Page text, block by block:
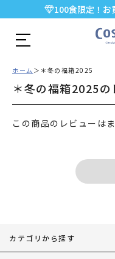
100食限定！お
5,000円以上
新規会員登録で今
ホーム ＊冬の福箱2025
＊冬の福箱2025
この商品のレビューは
カテゴリから探す